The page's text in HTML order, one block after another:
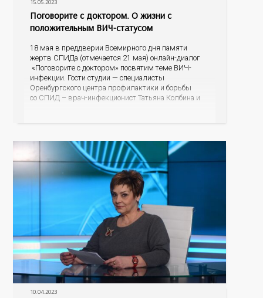
15.05.2023
Поговорите с доктором. О жизни с
положительным ВИЧ-статусом
18 мая в преддверии Всемирного дня памяти
жертв СПИДа (отмечается 21 мая) онлайн-диалог
«Поговорите с доктором» посвятим теме ВИЧ-
инфекции. Гости студии — специалисты
Оренбургского центра профилактики и борьбы
со СПИД – врач-инфекционист Татьяна Колбина и
бесплатную помощь; как обезопасить своих
10.04.2023